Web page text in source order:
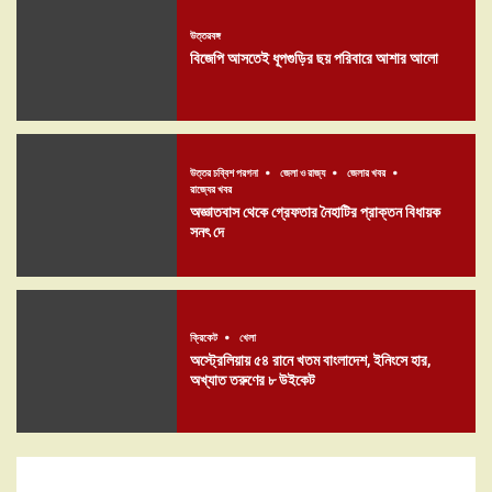
উত্তরবঙ্গ
বিজেপি আসতেই ধূপগুড়ির ছয় পরিবারে আশার আলো
উত্তর চব্বিশ পরগনা জেলা ও রাজ্য
জেলার খবর
রাজ্যের খবর
অজ্ঞাতবাস থেকে গ্রেফতার নৈহাটির প্রাক্তন বিধায়ক
সনৎ দে
ক্রিকেট খেলা
অস্ট্রেলিয়ায় ৫৪ রানে খতম বাংলাদেশ, ইনিংসে হার,
অখ্যাত তরুণের ৮ উইকেট